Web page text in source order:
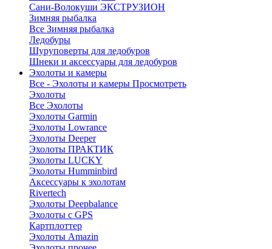
Сани-Волокуши ЭКСТРУЗИОН
Зимняя рыбалка
Все Зимняя рыбалка
Ледобуры
Шуруповерты для ледобуров
Шнеки и аксессуары для ледобуров
Эхолоты и камеры
Все - Эхолоты и камеры Просмотреть
Эхолоты
Все Эхолоты
Эхолоты Garmin
Эхолоты Lowrance
Эхолоты Deeper
Эхолоты ПРАКТИК
Эхолоты LUCKY
Эхолоты Humminbird
Аксессуары к эхолотам
Rivertech
Эхолоты Deepbalance
Эхолоты с GPS
Картплоттер
Эхолоты Amazin